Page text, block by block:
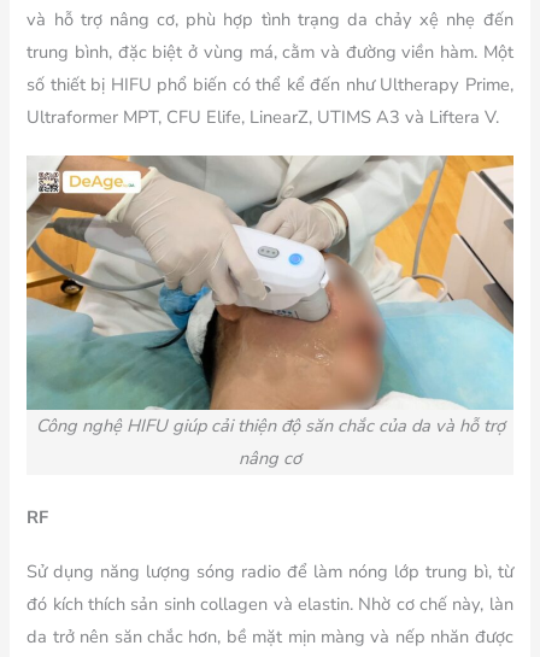
và hỗ trợ nâng cơ, phù hợp tình trạng da chảy xệ nhẹ đến
trung bình, đặc biệt ở vùng má, cằm và đường viền hàm. Một
số thiết bị HIFU phổ biến có thể kể đến như Ultherapy Prime,
Ultraformer MPT, CFU Elife, LinearZ, UTIMS A3 và Liftera V.
Công nghệ HIFU giúp cải thiện độ săn chắc của da và hỗ trợ
nâng cơ
RF
Sử dụng năng lượng sóng radio để làm nóng lớp trung bì, từ
đó kích thích sản sinh collagen và elastin. Nhờ cơ chế này, làn
da trở nên săn chắc hơn, bề mặt mịn màng và nếp nhăn được